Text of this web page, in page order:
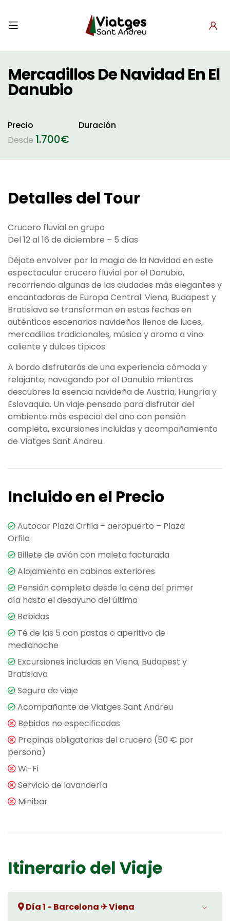
Mercadillos De Navidad En El
Danubio
Precio
Desde 1.700€
Duración
Detalles del Tour
Crucero fluvial en grupo
Del 12 al 16 de diciembre – 5 días
Déjate envolver por la magia de la Navidad en este
espectacular crucero fluvial por el Danubio,
recorriendo algunas de las ciudades más elegantes y
encantadoras de Europa Central. Viena, Budapest y
Bratislava se transforman en estas fechas en
auténticos escenarios navideños llenos de luces,
mercadillos tradicionales, música y aroma a vino
caliente y dulces típicos.
A bordo disfrutarás de una experiencia cómoda y
relajante, navegando por el Danubio mientras
descubres la esencia navideña de Austria, Hungría y
Eslovaquia. Un viaje pensado para disfrutar del
ambiente más especial del año con pensión
completa, excursiones incluidas y acompañamiento
de Viatges Sant Andreu.
Incluido en el Precio
Autocar Plaza Orfila – aeropuerto – Plaza
Orfila
Billete de avión con maleta facturada
Alojamiento en cabinas exteriores
Pensión completa desde la cena del primer
día hasta el desayuno del último
Bebidas
Té de las 5 con pastas o aperitivo de
medianoche
Excursiones incluidas en Viena, Budapest y
Bratislava
Seguro de viaje
Acompañante de Viatges Sant Andreu
Bebidas no especificadas
Propinas obligatorias del crucero (50 € por
persona)
Wi-Fi
Servicio de lavandería
Minibar
Itinerario del Viaje
Día 1 - Barcelona ✈ Viena